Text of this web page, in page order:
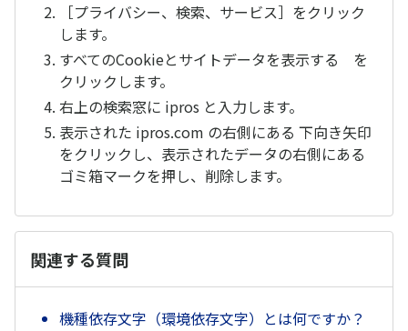
［プライバシー、検索、サービス］をクリック
します。
すべてのCookieとサイトデータを表示する を
クリックします。
右上の検索窓に ipros と入力します。
表示された ipros.com の右側にある 下向き矢印
をクリックし、表示されたデータの右側にある
ゴミ箱マークを押し、削除します。
関連する質問
機種依存文字（環境依存文字）とは何ですか？